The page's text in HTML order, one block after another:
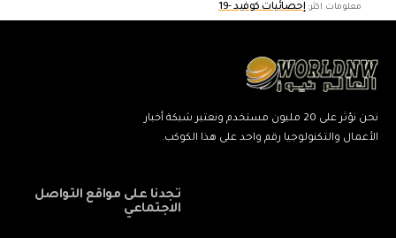
معلومات اكثر: إحصائيات كوفيد -19
نحن نؤثر على 20 مليون مستخدم ونعتبر شبكة أخبار
الأعمال والتكنولوجيا رقم واحد على هذا الكوكب.
تجدنا على مواقع التواصل
الاجتماعي